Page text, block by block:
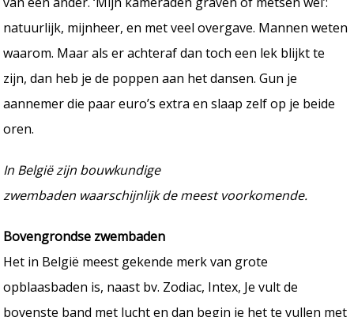
natuurlijk, mijnheer, en met veel overgave. Mannen weten
waarom. Maar als er achteraf dan toch een lek blijkt te
zijn, dan heb je de poppen aan het dansen. Gun je
aannemer die paar euro’s extra en slaap zelf op je beide
oren.
In België zijn bouwkundige
zwembaden waarschijnlijk de meest voorkomende.
Bovengrondse zwembaden
Het in België meest gekende merk van grote
opblaasbaden is, naast bv. Zodiac, Intex, Je vult de
bovenste band met lucht en dan begin je het te vullen met